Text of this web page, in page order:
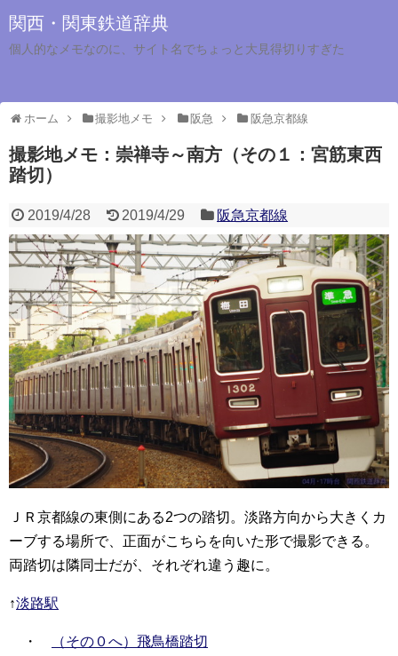
関西・関東鉄道辞典
個人的なメモなのに、サイト名でちょっと大見得切りすぎた
ホーム 撮影地メモ 阪急 阪急京都線
撮影地メモ：崇禅寺～南方（その１：宮筋東西
踏切）
2019/4/28 2019/4/29 阪急京都線
ＪＲ京都線の東側にある2つの踏切。淡路方向から大きくカ
ーブする場所で、正面がこちらを向いた形で撮影できる。
両踏切は隣同士だが、それぞれ違う趣に。
↑淡路駅
・ （その０へ）飛鳥橋踏切